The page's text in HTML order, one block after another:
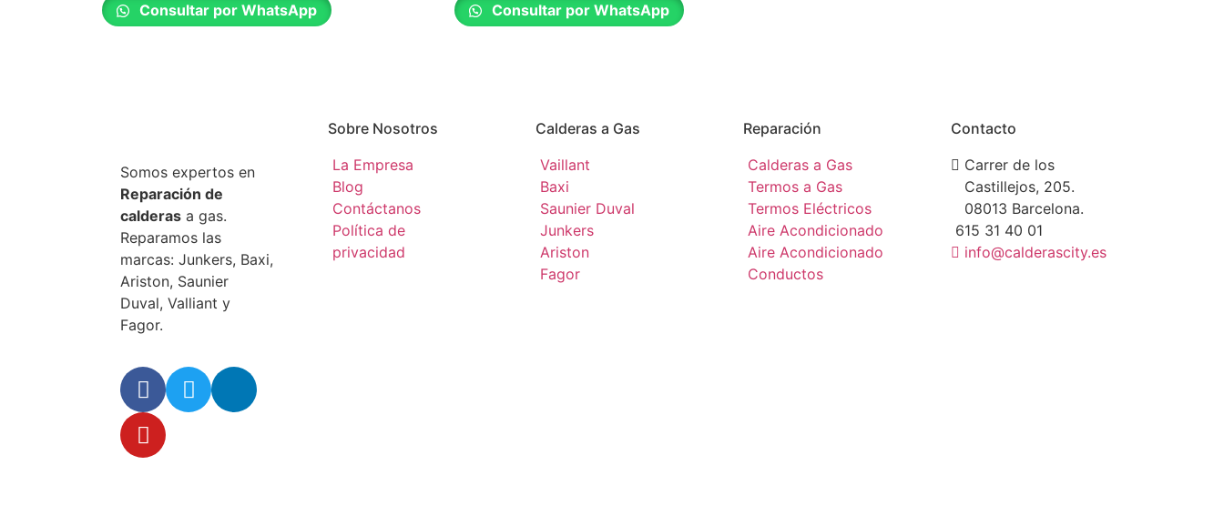
Consultar por WhatsApp Consultar por WhatsApp
Somos expertos en
Reparación de
calderas a gas.
Reparamos las
marcas: Junkers, Baxi,
Ariston, Saunier
Duval, Valliant y
Fagor.
Sobre Nosotros
La Empresa
Blog
Contáctanos
Política de
privacidad
Calderas a Gas
Vaillant
Baxi
Saunier Duval
Junkers
Ariston
Fagor
Reparación
Calderas a Gas
Termos a Gas
Termos Eléctricos
Aire Acondicionado
Aire Acondicionado
Conductos
Contacto
Carrer de los
Castillejos, 205.
08013 Barcelona.
615 31 40 01
info@calderascity.es